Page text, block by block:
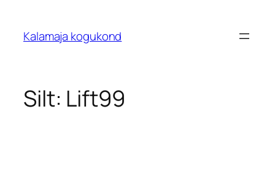
juurdeKalamaja kogukond
Silt: Lift99